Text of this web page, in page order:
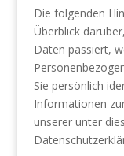
Die folgenden
Überblick
Daten passiert,
Sie persönlich
Informationen
unserer unter